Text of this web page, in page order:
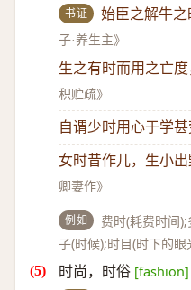
书证 始臣之解牛
子·养生主》
生之有时而用之亡
积贮疏》
自谓少时用心于学甚
女时昔作儿，生小出
卿妻作》
例如
费时(耗费时间
子(时候);时目(时下的
时尚，时俗 [fashion]